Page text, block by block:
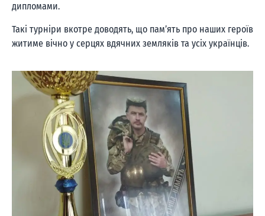
дипломами.
Такі турніри вкотре доводять, що пам’ять про наших героїв
житиме вічно у серцях вдячних земляків та усіх українців.